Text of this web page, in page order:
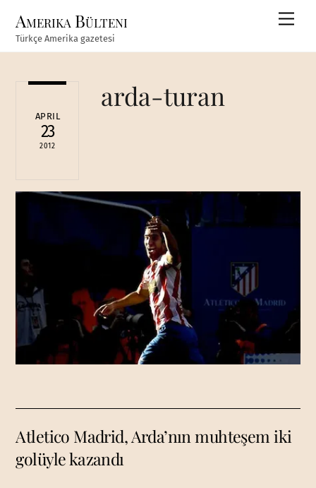
content
Amerika Bülteni
Türkçe Amerika gazetesi
APRIL
23
2012
arda-turan
Atletico Madrid, Arda’nın muhteşem iki
golüyle kazandı